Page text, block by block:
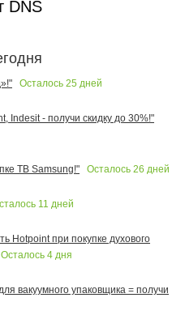
DNS
Осталось 25 дней
Indesit - получи скидку до 30%!"
ТВ Samsung!"
Осталось 26 дней
11 дней
Hotpoint при покупке духового
Осталось 4 дня
вакуумного упаковщика = получи